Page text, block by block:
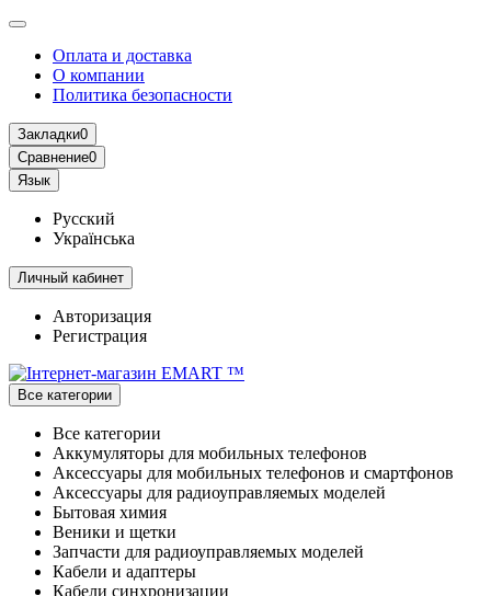
Оплата и доставка
О компании
Политика безопасности
Закладки0
Сравнение0
Язык
Русский
Українська
Личный кабинет
Авторизация
Регистрация
Все категории
Все категории
Аккумуляторы для мобильных телефонов
Аксессуары для мобильных телефонов и смартфонов
Аксессуары для радиоуправляемых моделей
Бытовая химия
Веники и щетки
Запчасти для радиоуправляемых моделей
Кабели и адаптеры
Кабели синхронизации